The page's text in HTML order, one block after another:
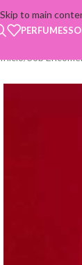
Skip to main
PERFUMES
Início/Sob